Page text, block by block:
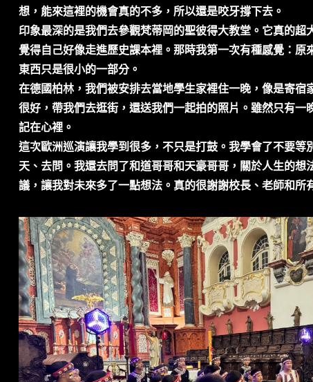
想，能來這裡的機會真的不多，所以還是咬牙撐下去。
印象最深的是我們去參觀梵蒂岡的聖彼得大教堂。它真的超
覺得自己好像走進歷史課本裡。那時我第一次有種感覺：原
東西只是很小的一部分。
在德國柏林，我們被安排去當地學生家裡住一晚，像是寄宿
很好，帶我們去逛街，還送我們一起拍的照片。雖然只有一
記在心裡。
這次歐洲巡演讓我學到很多，不只是打鼓。我學會了不要等
天、去問。我還去問了和道哥哥和天豪哥哥，關於人生的想
議，讓我對未來多了一點想法。真的很謝謝校長、老師和所